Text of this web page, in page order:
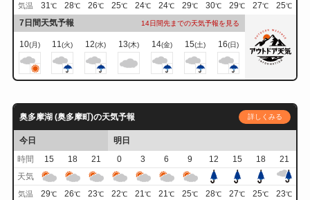
気温 31℃ 28℃ 26℃ 25℃ 24℃ 24℃ 29℃ 30℃ 29℃ 27℃ 25℃
7日間天気予報 14日間先までの天気予報を見る
10(月) 11(火) 12(水) 13(木) 14(金) 15(土) 16(日)
奥多摩湖 (奥多摩町)の天気予報 詳しくみる
今日
明日
時間
15 18 21 0 3 6 9 12 15 18
21
天気
気温 29℃ 26℃ 23℃ 22℃ 21℃ 21℃ 25℃ 28℃ 27℃ 25℃ 23℃